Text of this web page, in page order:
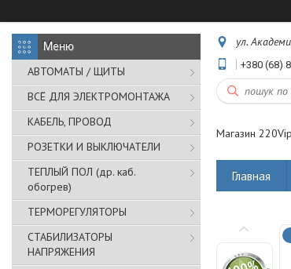
АВТОМАТЫ / ЩИТЫ
ВСЁ ДЛЯ ЭЛЕКТРОМОНТАЖА
КАБЕЛЬ, ПРОВОД
РОЗЕТКИ И ВЫКЛЮЧАТЕЛИ
ТЕПЛЫЙ ПОЛ (др. каб.
обогрев)
ТЕРМОРЕГУЛЯТОРЫ
СТАБИЛИЗАТОРЫ
НАПРЯЖЕНИЯ
ул.
+380 (68)
Магазин 220Vip
Главная